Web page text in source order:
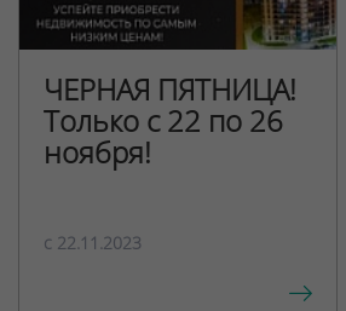
ЧЕРНАЯ ПЯТНИЦА!
Только с 22 по 26
ноября!
c 22.11.2023